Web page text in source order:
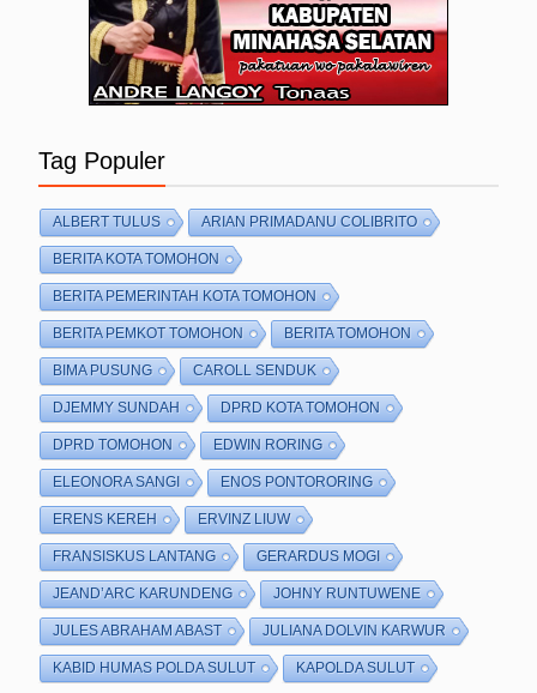
Tag Populer
ALBERT TULUS ARIAN PRIMADANU COLIBRITO
BERITA KOTA TOMOHON
BERITA PEMERINTAH KOTA TOMOHON
BERITA PEMKOT TOMOHON BERITA TOMOHON
BIMA PUSUNG CAROLL SENDUK
DJEMMY SUNDAH DPRD KOTA TOMOHON
DPRD TOMOHON EDWIN RORING
ELEONORA SANGI ENOS PONTORORING
ERENS KEREH ERVINZ LIUW
FRANSISKUS LANTANG GERARDUS MOGI
JEAND’ARC KARUNDENG JOHNY RUNTUWENE
JULES ABRAHAM ABAST JULIANA DOLVIN KARWUR
KABID HUMAS POLDA SULUT KAPOLDA SULUT